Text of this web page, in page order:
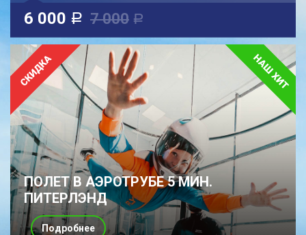
6 000 a 7 000 a
ПОЛЕТ В АЭРОТРУБЕ 5 МИН.
ПИТЕРЛЭНД
Подробнее